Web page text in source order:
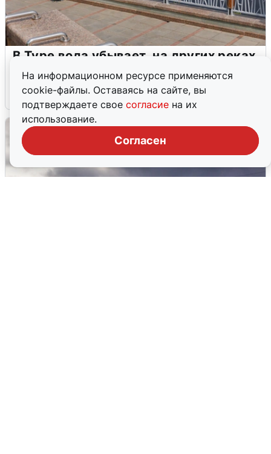
На информационном ресурсе применяются
cookie-файлы. Оставаясь на сайте, вы
подтверждаете свое согласие на их
использование.
Согласен
В Туре вода убывает, на других реках
области прибывает
4 августа 0